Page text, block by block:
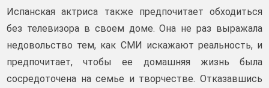
Испанская актриса также предпочитает обходиться
без телевизора в своем доме. Она не раз выражала
недовольство тем, как СМИ искажают реальность, и
предпочитает, чтобы ее домашняя жизнь была
сосредоточена на семье и творчестве. Отказавшись